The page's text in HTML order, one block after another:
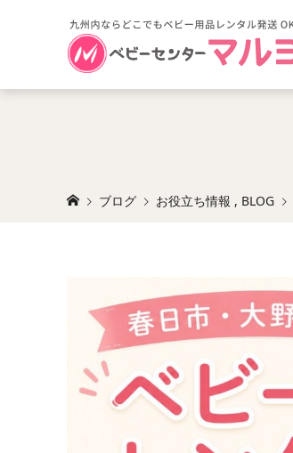
ブログ お役立ち情報 , BLOG